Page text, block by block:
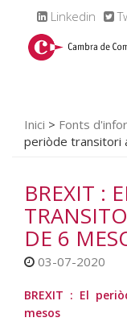
Linkedin
Inici > Fonts
periòde transitori
BREXIT :
DE 6
03-07-2020
BREXIT : El
mesos